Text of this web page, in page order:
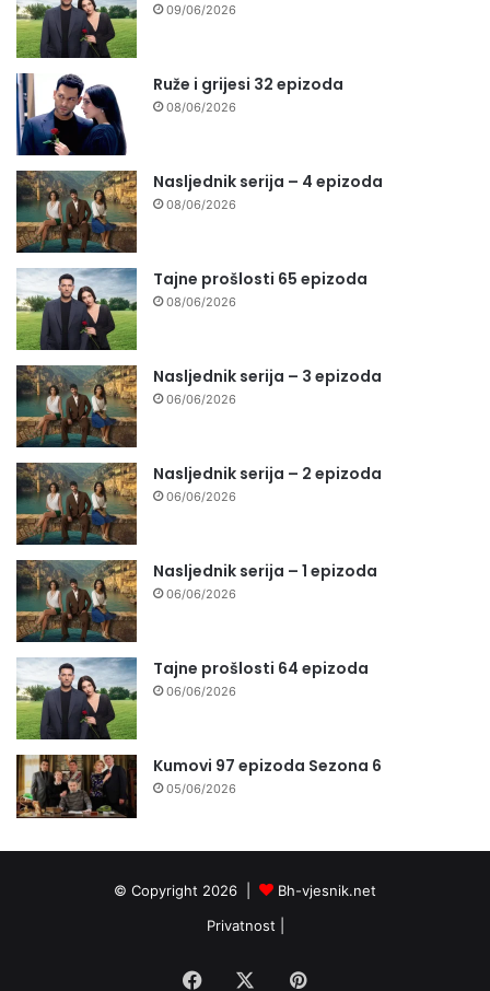
09/06/2026
Ruže i grijesi 32 epizoda
08/06/2026
Nasljednik serija – 4 epizoda
08/06/2026
Tajne prošlosti 65 epizoda
08/06/2026
Nasljednik serija – 3 epizoda
06/06/2026
Nasljednik serija – 2 epizoda
06/06/2026
Nasljednik serija – 1 epizoda
06/06/2026
Tajne prošlosti 64 epizoda
06/06/2026
Kumovi 97 epizoda Sezona 6
05/06/2026
© Copyright 2026 |
Bh-vjesnik.net
Privatnost
Facebook Pinterest